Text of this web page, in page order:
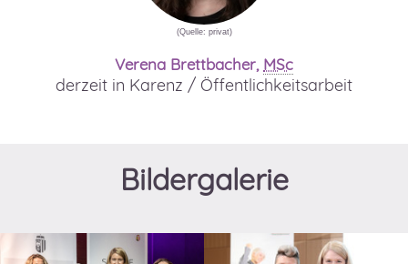
(Quelle: privat)
Verena Brettbacher, MSc
derzeit in Karenz / Öffentlichkeitsarbeit
Bildergalerie